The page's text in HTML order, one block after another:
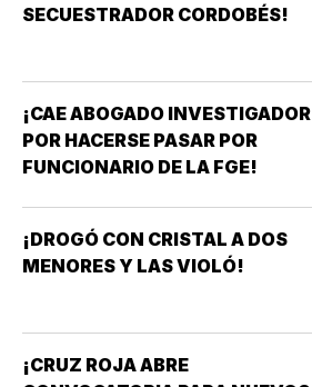
SECUESTRADOR CORDOBÉS!
¡CAE ABOGADO INVESTIGADOR
POR HACERSE PASAR POR
FUNCIONARIO DE LA FGE!
¡DROGÓ CON CRISTAL A DOS
MENORES Y LAS VIOLÓ!
¡CRUZ ROJA ABRE